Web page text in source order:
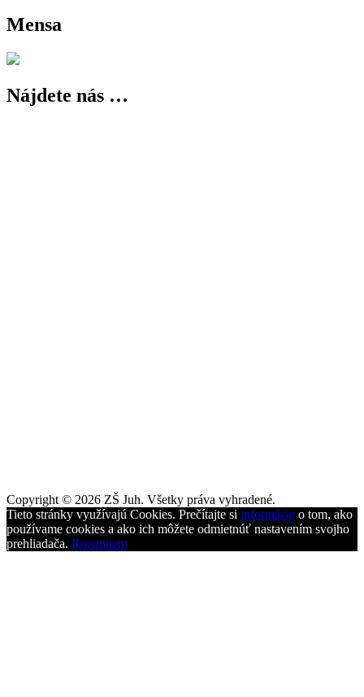
Mensa
Nájdete nás …
Copyright © 2026 ZŠ Juh. Všetky práva vyhradené.
Tieto stránky využívajú Cookies. Prečítajte si informácie o tom, ako
používame cookies a ako ich môžete odmietnúť nastavením svojho
prehliadača. Rozumiem